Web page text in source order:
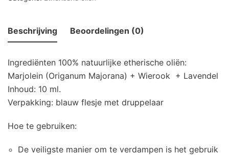
Beschrijving Beoordelingen (0)
Ingrediënten 100% natuurlijke etherische oliën:
Marjolein (Origanum Majorana) + Wierook + Lavendel
Inhoud: 10 ml.
Verpakking: blauw flesje met druppelaar
Hoe te gebruiken:
De veiligste manier om te verdampen is het gebruik